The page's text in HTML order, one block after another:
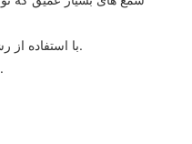
● شمع های CFA با استفاده از رشته پیچ بسیار بلند.
● شمع های CSP/CAP با دوار دوار.